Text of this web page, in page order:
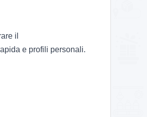
il
e profili personali.